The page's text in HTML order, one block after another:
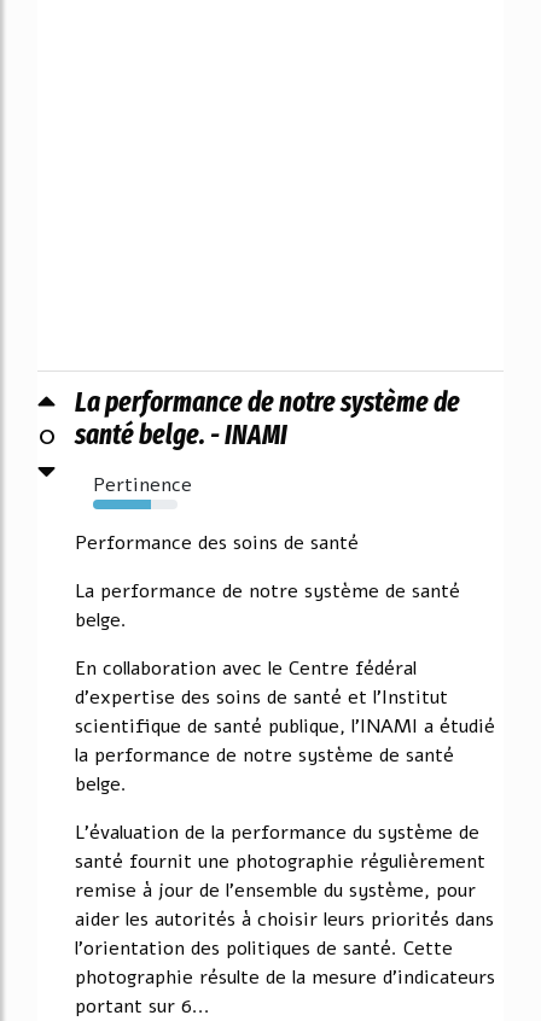
0
La performance de notre système de
santé belge. - INAMI
Pertinence
68%
Performance des soins de santé
La performance de notre système de santé
belge.
En collaboration avec le Centre fédéral
d'expertise des soins de santé et l'Institut
scientifique de santé publique, l'INAMI a étudié
la performance de notre système de santé
belge.
L'évaluation de la performance du système de
santé fournit une photographie régulièrement
remise à jour de l'ensemble du système, pour
aider les autorités à choisir leurs priorités dans
l'orientation des politiques de santé. Cette
photographie résulte de la mesure d'indicateurs
portant sur 6...